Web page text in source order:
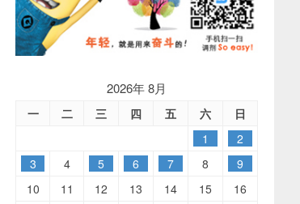
2026年 8月
一 二 三 四 五 六
日
1
2
3
4 5 6 7 8
9
10
11 12 13 14 15
16